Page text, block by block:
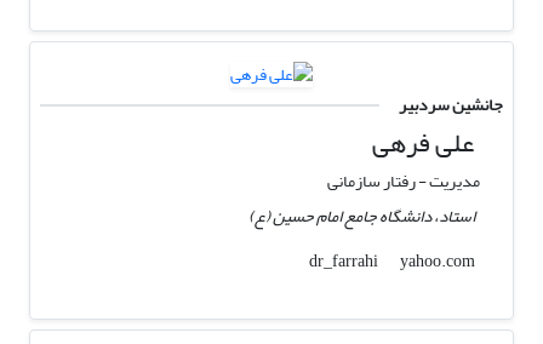
جانشین سردبیر
علی فرهی
مدیریت - رفتار سازمانی
استاد، دانشگاه جامع امام حسین (ع)
dr_farrahi
yahoo.com